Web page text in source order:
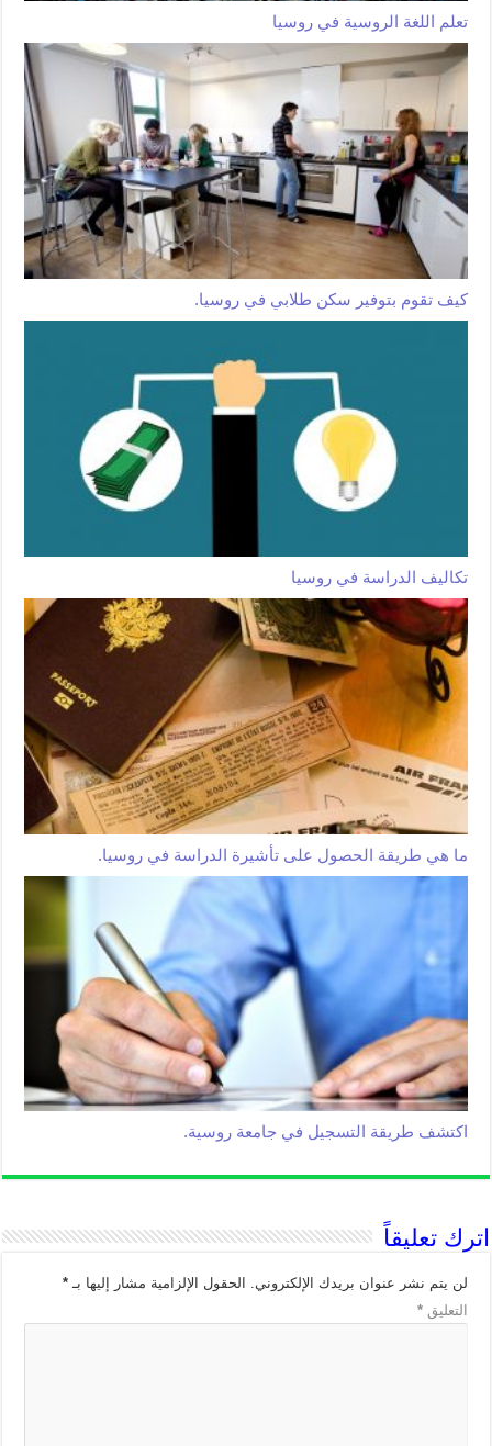
تعلم اللغة الروسية في روسيا
كيف تقوم بتوفير سكن طلابي في روسيا.
تكاليف الدراسة في روسيا
ما هي طريقة الحصول على تأشيرة الدراسة في روسيا.
اكتشف طريقة التسجيل في جامعة روسية.
اترك تعليقاً
لن يتم نشر عنوان بريدك الإلكتروني. الحقول الإلزامية مشار إليها بـ*
التعليق*